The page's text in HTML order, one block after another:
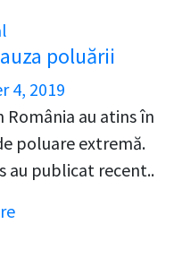
poluării
4, 2019
au atins în
poluare extremă.
au publicat recent..